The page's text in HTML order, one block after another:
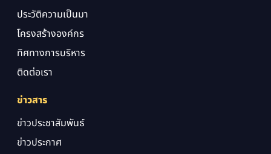
ประวัติความเป็นมา
โครงสร้างองค์กร
ทิศทางการบริหาร
ติดต่อเรา
ข่าวสาร
ข่าวประชาสัมพันธ์
ข่าวประกาศ